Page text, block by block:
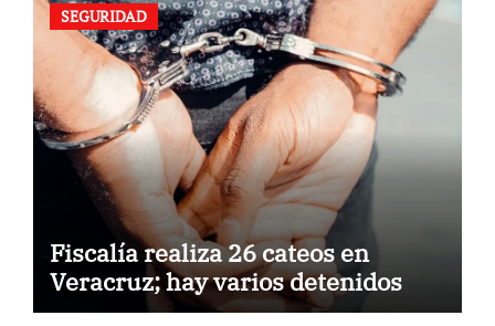
SEGURIDAD
Fiscalía realiza 26 cateos en
Veracruz; hay varios detenidos